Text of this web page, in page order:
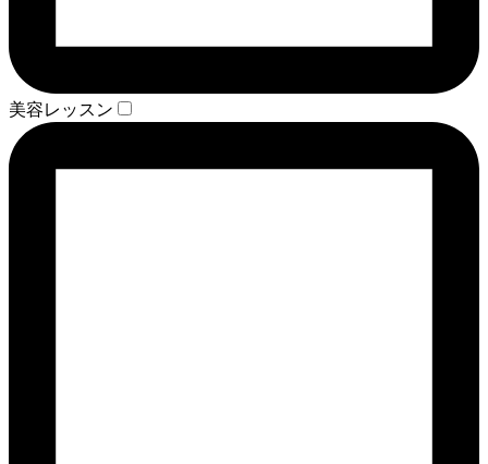
美容レッスン